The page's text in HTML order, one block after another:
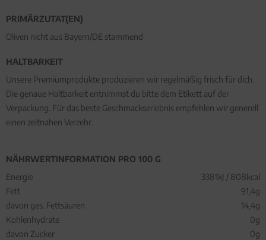
PRIMÄRZUTAT(EN)
Oliven nicht aus Bayern/DE stammend
HALTBARKEIT
Unsere Premiumprodukte produzieren wir regelmäßig frisch für dich.
Die genaue Haltbarkeit entnimmst du bitte dem Etikett auf der
Verpackung. Für das beste Geschmackserlebnis empfehlen wir generell
einen zeitnahen Verzehr.
NÄHRWERTINFORMATION PRO 100 G
Energie
3381kJ / 808kcal
Fett
91,4g
davon ges. Fettsäuren
14,4g
Kohlenhydrate
0g
davon Zucker
0g